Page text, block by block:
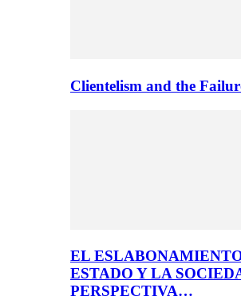
Clientelism and the
EL
ESTADO Y LA
PERSPECTIVA…